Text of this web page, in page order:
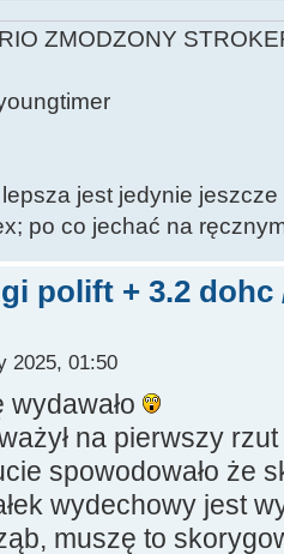
ZMODZONY
jest jedynie jeszcze
po co jechać na
polift + 3.2 dohc
2025, 01:50
na pierwszy
spowodowało że
wydechowy jest
muszę to